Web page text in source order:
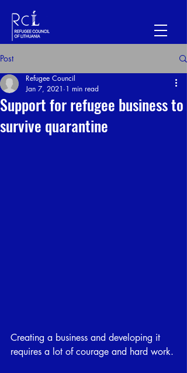
Post
Support for refugee business to
survive quarantine
Refugee Council
Jan 7, 2021 1 min read
Creating a business and developing it
requires a lot of courage and hard work.